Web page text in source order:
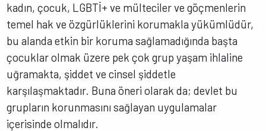
kadın, çocuk, LGBTİ+ ve mülteciler ve göçmenlerin
temel hak ve özgürlüklerini korumakla yükümlüdür,
bu alanda etkin bir koruma sağlamadığında başta
çocuklar olmak üzere pek çok grup yaşam ihlaline
uğramakta, şiddet ve cinsel şiddetle
karşılaşmaktadır. Buna öneri olarak da; devlet bu
grupların korunmasını sağlayan uygulamalar
içerisinde olmalıdır.